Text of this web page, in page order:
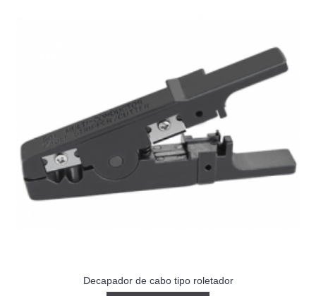
Decapador de cabo tipo roletador